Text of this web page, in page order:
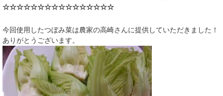
☆☆☆☆☆☆☆☆☆☆☆☆☆☆☆☆
​今回使用したつぼみ菜は農家の高崎さんに提供していただきました！
ありがとうございます。